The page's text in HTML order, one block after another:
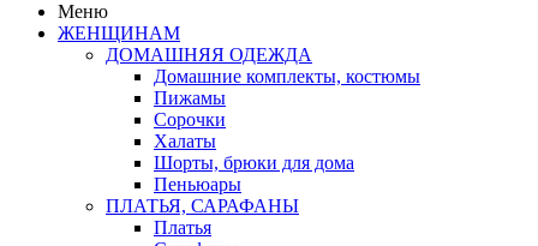
Меню
ЖЕНЩИНАМ
ДОМАШНЯЯ ОДЕЖДА
Домашние комплекты, костюмы
Пижамы
Сорочки
Халаты
Шорты, брюки для дома
Пеньюары
ПЛАТЬЯ, САРАФАНЫ
Платья